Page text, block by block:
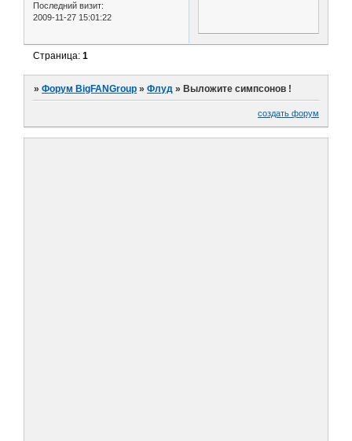
Последний визит:
2009-11-27 15:01:22
Страница:1
»Форум BigFANGroup »Флуд »Выложите симпсонов !
создать форум